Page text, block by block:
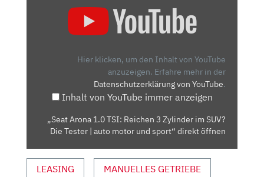
|
AUTO
Hier klicken, um den Inhalt von YouTube
anzuzeigen. Erfahre mehr in der
Datenschutzerklärung von YouTube.
Inhalt von YouTube immer anzeigen
„Seat Arona 1.0 TSI: Reichen 3 Zylinder im SUV?
Die Tester | auto motor und sport“ direkt öffnen
LEASING MANUELLES GETRIEBE